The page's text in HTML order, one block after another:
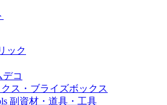
ック
デコ
ス・ブライズボックス
副資材・道具・工具